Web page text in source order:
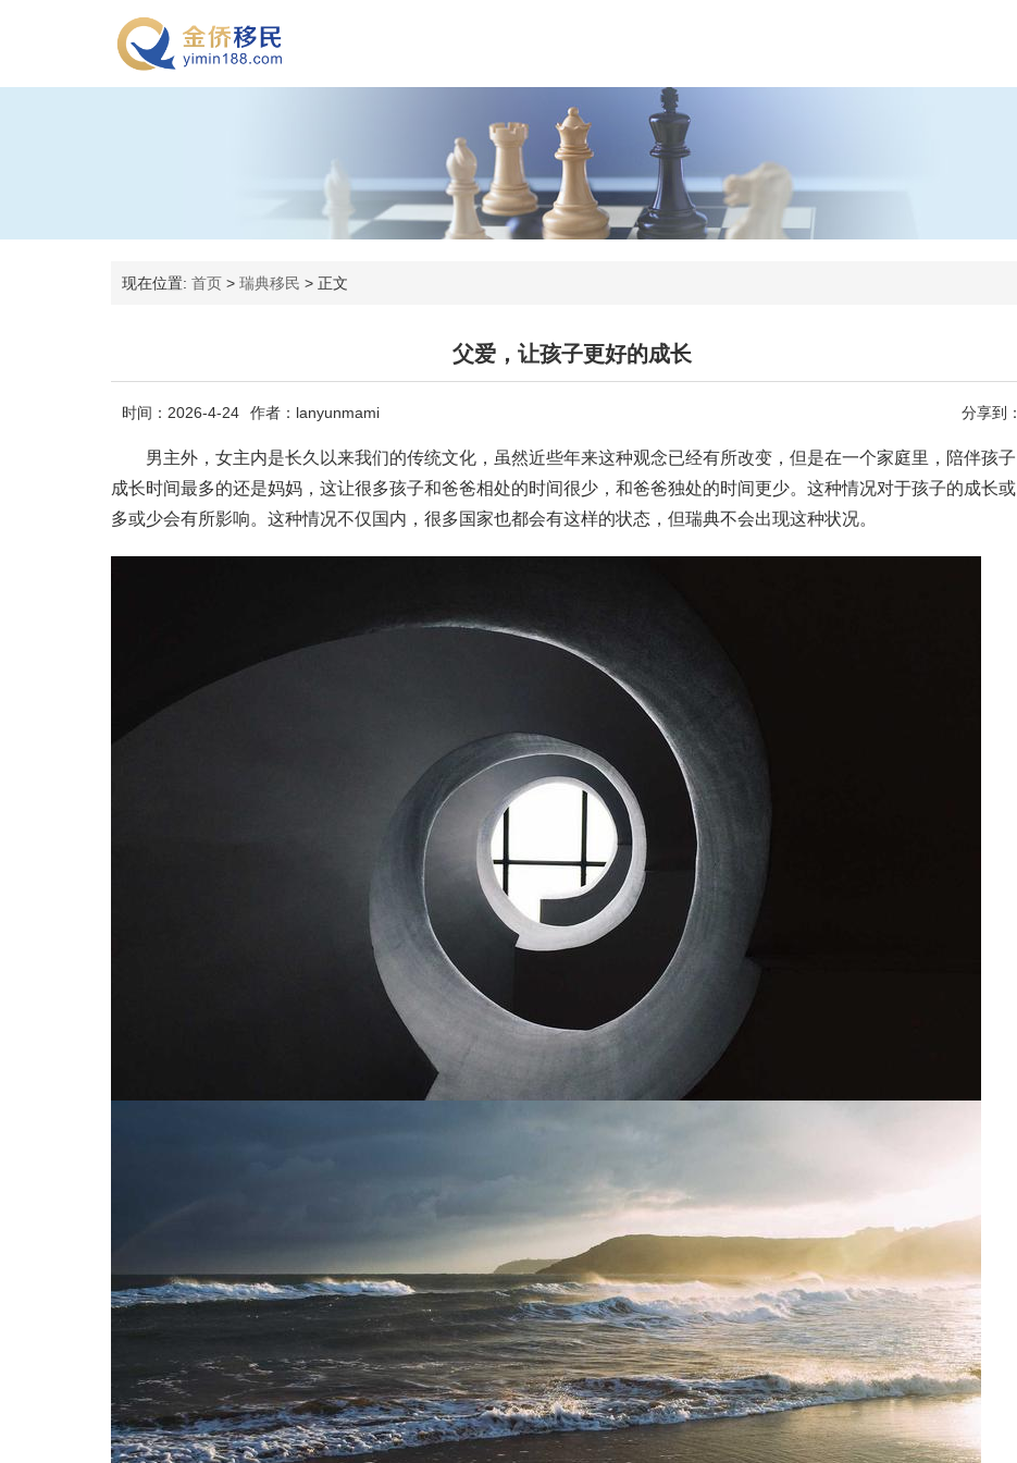
现在位置: 首页 > 瑞典移民 > 正文
父爱，让孩子更好的成长
时间：2026-4-24 作者：lanyunmami 分享到：
男主外，女主内是长久以来我们的传统文化，虽然近些年来这种观念已经有所改变，但是在一个家庭里，陪伴孩子
成长时间最多的还是妈妈，这让很多孩子和爸爸相处的时间很少，和爸爸独处的时间更少。这种情况对于孩子的成长或
多或少会有所影响。这种情况不仅国内，很多国家也都会有这样的状态，但瑞典不会出现这种状况。